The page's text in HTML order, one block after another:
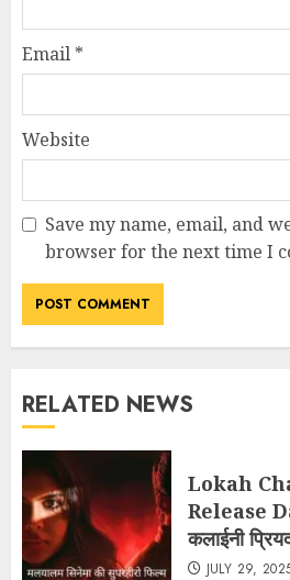
Email *
Website
Save my name, email, and
browser for the next time I
RELATED NEWS
Lokah
Release
कलाईनी
JULY 29,